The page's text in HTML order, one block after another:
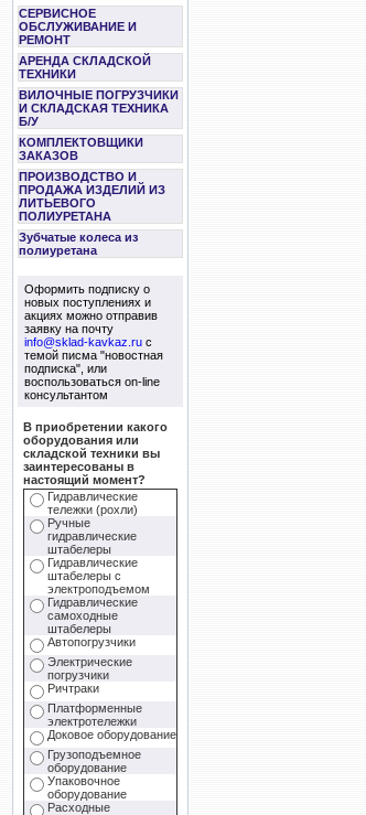
СЕРВИСНОЕ
ОБСЛУЖИВАНИЕ И
РЕМОНТ
АРЕНДА СКЛАДСКОЙ
ТЕХНИКИ
ВИЛОЧНЫЕ ПОГРУЗЧИКИ
И СКЛАДСКАЯ ТЕХНИКА
Б/У
КОМПЛЕКТОВЩИКИ
ЗАКАЗОВ
ПРОИЗВОДСТВО И
ПРОДАЖА ИЗДЕЛИЙ ИЗ
ЛИТЬЕВОГО
ПОЛИУРЕТАНА
Зубчатые колеса из
полиуретана
Оформить подписку о
новых поступлениях и
акциях можно отправив
заявку на почту
info@sklad-kavkaz.ruс
темой писма "новостная
подписка", или
воспользоваться on-line
консультантом
В приобретении какого
оборудования или
складской техники вы
заинтересованы в
настоящий момент?
Гидравлические
тележки (рохли)
Ручные
гидравлические
штабелеры
Гидравлические
штабелеры с
электроподъемом
Гидравлические
самоходные
штабелеры
Автопогрузчики
Электрические
погрузчики
Ричтраки
Платформенные
электротележки
Доковое оборудование
Грузоподъемное
оборудование
Упаковочное
оборудование
Расходные